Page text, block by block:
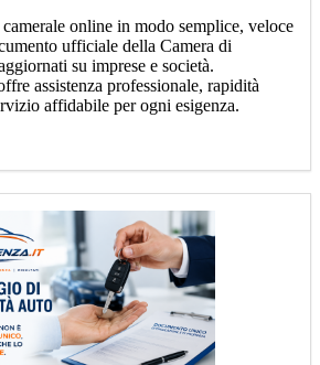
online in modo semplice, veloce
ufficiale della Camera di
su imprese e società.
assistenza professionale, rapidità
affidabile per ogni esigenza.